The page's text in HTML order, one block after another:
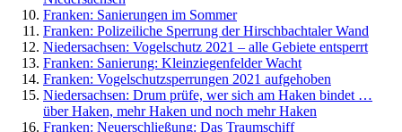
Franken: Sanierungen im Sommer
Franken: Polizeiliche Sperrung der Hirschbachtaler Wand
Niedersachsen: Vogelschutz 2021 – alle Gebiete entsperrt
Franken: Sanierung: Kleinziegenfelder Wacht
Franken: Vogelschutzsperrungen 2021 aufgehoben
Niedersachsen: Drum prüfe, wer sich am Haken bindet …
über Haken, mehr Haken und noch mehr Haken
Franken: Neuerschließung: Das Traumschiff